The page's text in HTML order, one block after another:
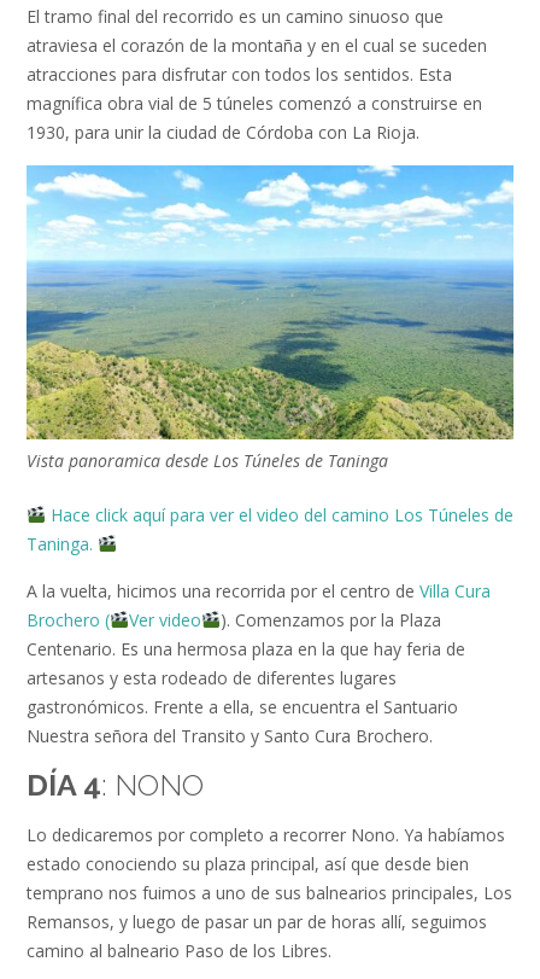
El tramo final del recorrido es un camino sinuoso que
atraviesa el corazón de la montaña y en el cual se suceden
atracciones para disfrutar con todos los sentidos. Esta
magnífica obra vial de 5 túneles comenzó a construirse en
1930, para unir la ciudad de Córdoba con La Rioja.
Vista panoramica desde Los Túneles de Taninga
Hace click aquí para ver el video del camino Los Túneles de
Taninga.
A la vuelta, hicimos una recorrida por el centro de Villa Cura
Brochero (
Ver video
). Comenzamos por la Plaza
Centenario. Es una hermosa plaza en la que hay feria de
artesanos y esta rodeado de diferentes lugares
gastronómicos. Frente a ella, se encuentra el Santuario
Nuestra señora del Transito y Santo Cura Brochero.
DÍA 4: NONO
Lo dedicaremos por completo a recorrer Nono. Ya habíamos
estado conociendo su plaza principal, así que desde bien
temprano nos fuimos a uno de sus balnearios principales, Los
Remansos, y luego de pasar un par de horas allí, seguimos
camino al balneario Paso de los Libres.